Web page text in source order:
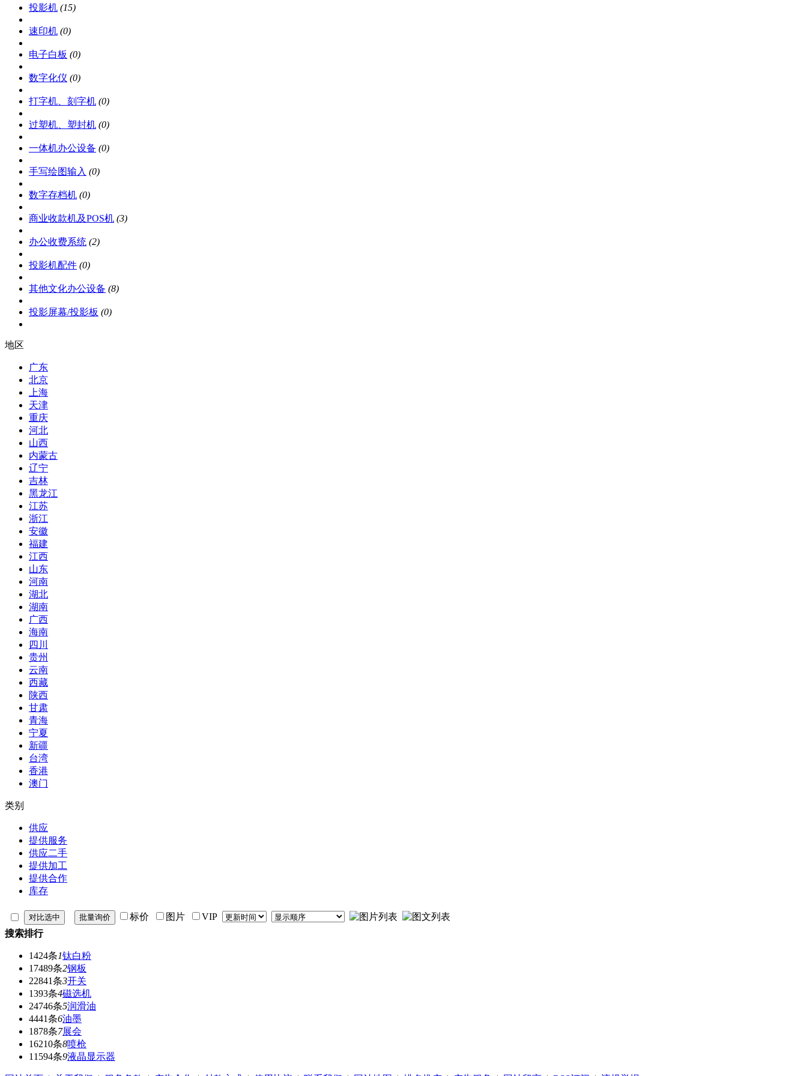
投影机 (15)
速印机 (0)
电子白板 (0)
数字化仪 (0)
打字机、刻字机 (0)
过塑机、塑封机 (0)
一体机办公设备 (0)
手写绘图输入 (0)
数字存档机 (0)
商业收款机及POS机 (3)
办公收费系统 (2)
投影机配件 (0)
其他文化办公设备 (8)
投影屏幕/投影板 (0)
地区
广东
北京
上海
天津
重庆
河北
山西
内蒙古
辽宁
吉林
黑龙江
江苏
浙江
安徽
福建
江西
山东
河南
湖北
湖南
广西
海南
四川
贵州
云南
西藏
陕西
甘肃
青海
宁夏
新疆
台湾
香港
澳门
类别
供应
提供服务
供应二手
提供加工
提供合作
库存
标价 图片
VIP
搜索排行
1424条1钛白粉
17489条2钢板
22841条3开关
1393条4磁选机
24746条5润滑油
4441条6油墨
1878条7展会
16210条8喷枪
11594条9液晶显示器